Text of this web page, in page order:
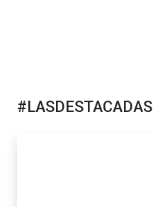
#LASDESTACADAS